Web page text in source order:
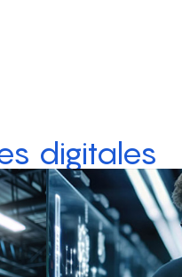
digitales